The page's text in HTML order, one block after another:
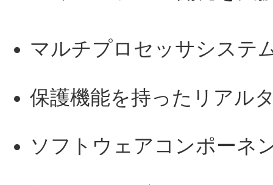
マルチプロセッサシステ
保護機能を持ったリアル
ソフトウェアコンポーネ